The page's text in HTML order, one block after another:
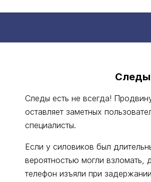
Следы
Следы есть не всегда!
оставляет заметных
специалисты.
Если у силовиков был
вероятностью могли
телефон изъяли при